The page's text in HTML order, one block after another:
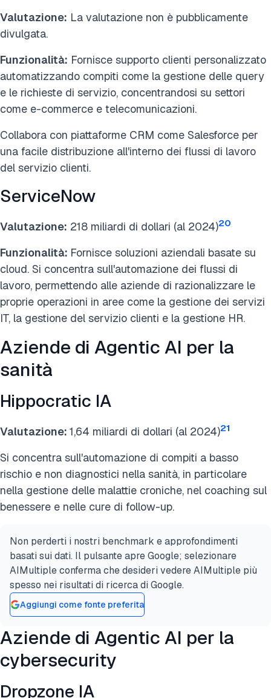
Valutazione: La valutazione non è pubblicamente
divulgata.
Funzionalità: Fornisce supporto clienti personalizzato
automatizzando compiti come la gestione delle query
e le richieste di servizio, concentrandosi su settori
come e-commerce e telecomunicazioni.
Collabora con piattaforme CRM come Salesforce per
una facile distribuzione all'interno dei flussi di lavoro
del servizio clienti.
ServiceNow
Valutazione: 218 miliardi di dollari (al 2024)20
Funzionalità: Fornisce soluzioni aziendali basate su
cloud. Si concentra sull'automazione dei flussi di
lavoro, permettendo alle aziende di razionalizzare le
proprie operazioni in aree come la gestione dei servizi
IT, la gestione del servizio clienti e la gestione HR.
Aziende di Agentic AI per la
sanità
Hippocratic IA
Valutazione: 1,64 miliardi di dollari (al 2024)21
Si concentra sull'automazione di compiti a basso
rischio e non diagnostici nella sanità, in particolare
nella gestione delle malattie croniche, nel coaching sul
benessere e nelle cure di follow-up.
Non perderti i nostri benchmark e approfondimenti
basati sui dati. Il pulsante apre Google; selezionare
AIMultiple conferma che desideri vedere AIMultiple più
spesso nei risultati di ricerca di Google.
Aggiungi come fonte preferita
Aziende di Agentic AI per la
cybersecurity
Dropzone IA